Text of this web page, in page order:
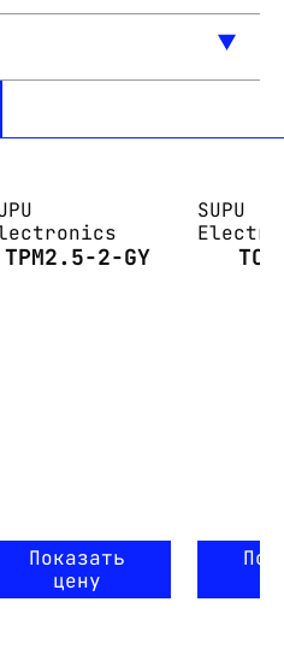
TPM2.5-2-GY
Показать
цену
SUPU